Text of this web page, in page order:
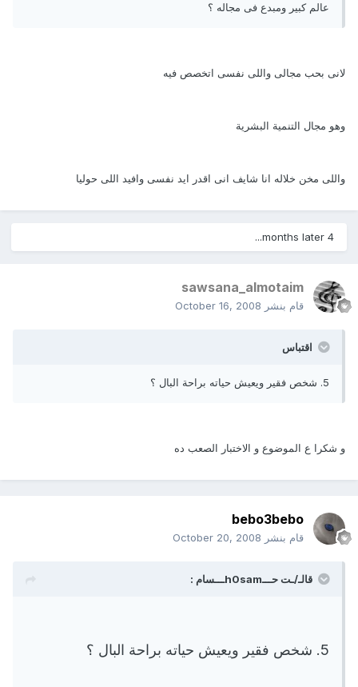
عالم كبير ومبدع فى مجاله ؟
لانى بحب مجالى واللى نفسى اتخصص فيه
وهو مجال التنمية البشرية
واللى مخن خلاله انا شايف انى اقدر ايد نفسى وافيد اللى حوليا
4 months later...
sawsana_almotaim
قام بنشر October 16, 2008
اقتباس
5. شخص فقير ويعيش حياته براحة البال ؟
و شكرا ع الموضوع و الاختبار الصعب ده
bebo3bebo
قام بنشر October 20, 2008
قالـ/ـت حـــh0samـــسام :
5. شخص فقير ويعيش حياته براحة البال ؟